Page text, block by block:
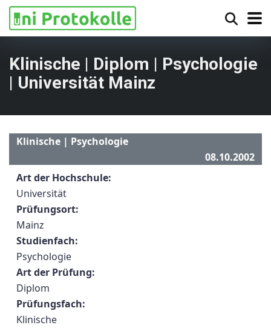
Klinische | Diplom | Psychologie
| Universität Mainz
Klinische | Psychologie
08.10.2002
Art der Hochschule:
Universität
Prüfungsort:
Mainz
Studienfach:
Psychologie
Art der Prüfung:
Diplom
Prüfungsfach:
Klinische